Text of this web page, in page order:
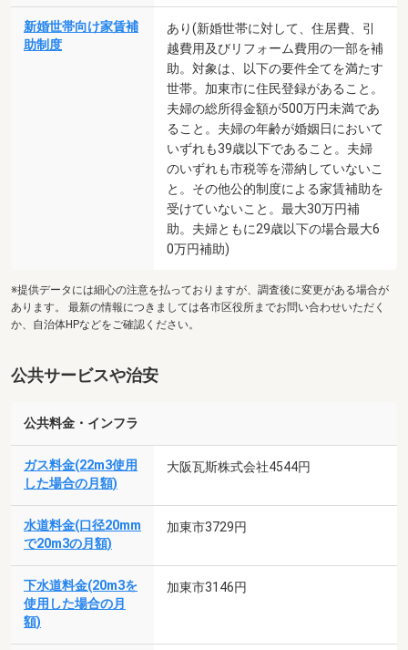
新婚世帯向け家賃補
助制度
あり(新婚世帯に対して、住居費、引
越費用及びリフォーム費用の一部を補
助。対象は、以下の要件全てを満たす
世帯。加東市に住民登録があること。
夫婦の総所得金額が500万円未満であ
ること。夫婦の年齢が婚姻日において
いずれも39歳以下であること。夫婦
のいずれも市税等を滞納していないこ
と。その他公的制度による家賃補助を
受けていないこと。最大30万円補
助。夫婦ともに29歳以下の場合最大6
0万円補助)
※提供データには細心の注意を払っておりますが、調査後に変更がある場合が
あります。 最新の情報につきましては各市区役所までお問い合わせいただく
か、自治体HPなどをご確認ください。
公共サービスや治安
公共料金・インフラ
ガス料金(22m3使用
した場合の月額)
大阪瓦斯株式会社4544円
水道料金(口径20mm
で20m3の月額)
加東市3729円
下水道料金(20m3を
使用した場合の月
額)
加東市3146円